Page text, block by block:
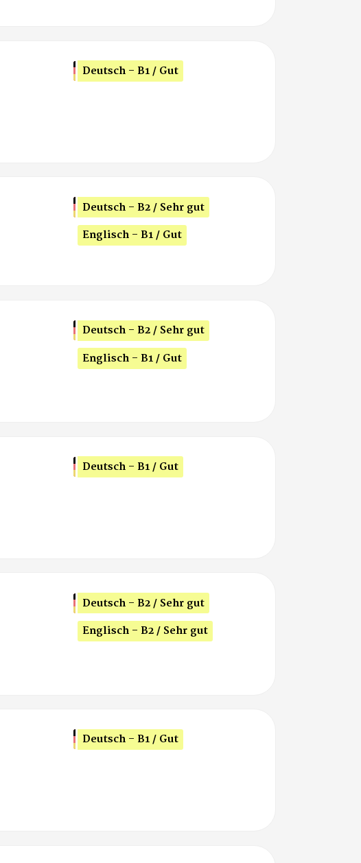
Deutsch - B1 / Gut
Deutsch - B2 / Sehr gut
Englisch - B1 / Gut
Deutsch - B2 / Sehr gut
Englisch - B1 / Gut
Deutsch - B1 / Gut
Deutsch - B2 / Sehr gut
Englisch - B2 / Sehr gut
Deutsch - B1 / Gut